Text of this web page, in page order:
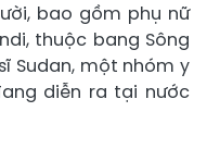
bao gồm phụ nữ
thuộc bang Sông
Sudan, một nhóm y
diễn ra tại nước